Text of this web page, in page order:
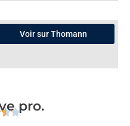
Voir sur Thomann
pro.